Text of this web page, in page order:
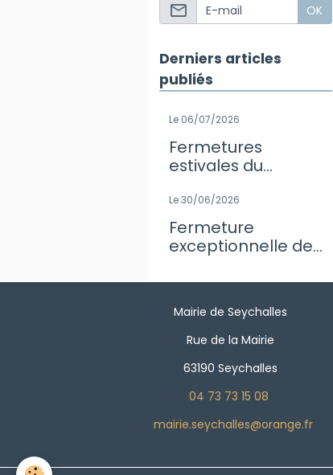
OK
Derniers articles
publiés
Le 06/07/2026
Fermetures
estivales du
Mairie
Le 30/06/2026
Fermeture
exceptionnelle de
Mairie de Seychalles
Rue de la Mairie
63190 Seychalles
04 73 73 15 08
mairie.seychalles@orange.fr